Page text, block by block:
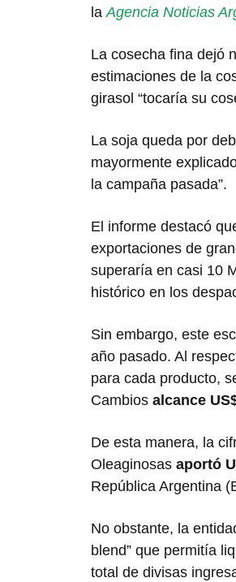
laAgencia Noticias
La cosecha fina dejó
estimaciones de la
girasol “tocaría su
La soja queda por
mayormente
la campaña pasada”.
El informe destacó
exportaciones de
superaría en casi 10
histórico en los
Sin embargo, este
año pasado. Al
para cada producto,
Cambios alcance
De esta manera, la
Oleaginosas aportó
República Argentina
No obstante, la
blend” que permitía
total de divisas